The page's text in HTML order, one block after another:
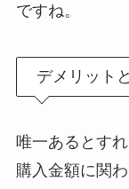
ですね。
デメリット
唯一あるとすれ
購入金額に関わ